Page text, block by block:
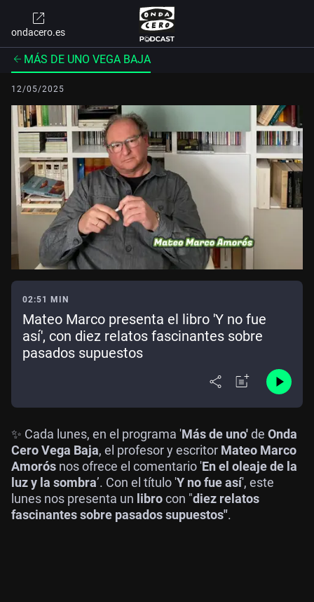
ondacero.es
MÁS DE UNO VEGA BAJA
12/05/2025
02:51 MIN
Mateo Marco presenta el libro 'Y no fue
así', con diez relatos fascinantes sobre
pasados supuestos
✨ Cada lunes, en el programa 'Más de uno'de Onda
Cero Vega Baja, el profesor y escritor Mateo Marco
Amorós nos ofrece el comentario 'En el oleaje de la
luz y la sombra’. Con el título 'Y no fue así', este
lunes nos presenta un librocon "diez relatos
fascinantes sobre pasados supuestos".